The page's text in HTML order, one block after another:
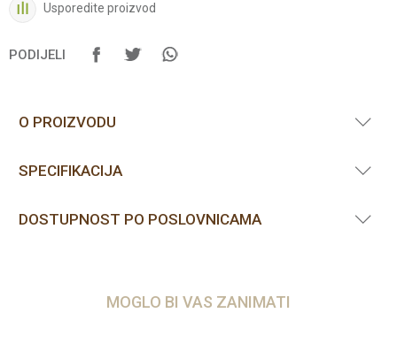
Usporedite proizvod
PODIJELI
O PROIZVODU
SPECIFIKACIJA
DOSTUPNOST PO POSLOVNICAMA
MOGLO BI VAS ZANIMATI